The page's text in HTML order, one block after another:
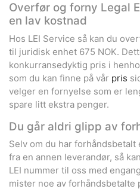
Overfør og forny Legal
en lav kostnad
Hos LEI Service så kan du
til juridisk enhet 675 NOK.
konkurransedyktig pris i
som du kan finne på vår pris
velger en fornyelse som er
spare litt ekstra penger.
Du går aldri glipp av
Selv om du har
fra en annen leverandør, så
LEI nummer til oss med
mister noe av forhåndsbetalte